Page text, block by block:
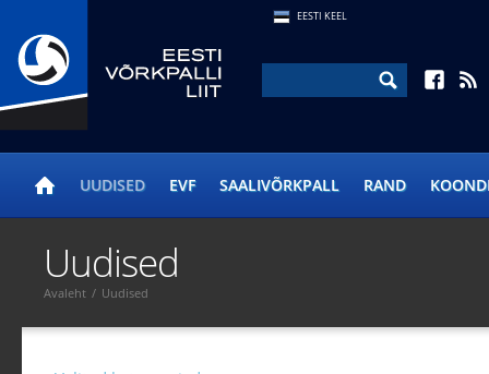
EESTI KEEL
UUDISED EVF SAALIVÕRKPALL RAND
Uudised
Avaleht / Uudised